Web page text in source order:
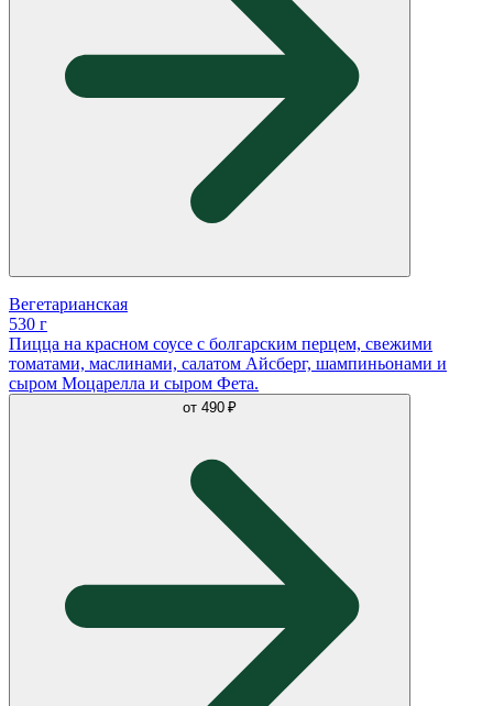
Вегетарианская
530 г
Пицца на красном соусе с болгарским перцем, свежими
томатами, маслинами, салатом Айсберг, шампиньонами и
сыром Моцарелла и сыром Фета.
от 490 ₽